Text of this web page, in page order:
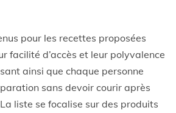
pour les recettes proposées
facilité d’accès et leur polyvalence
ainsi que chaque personne
sans devoir courir après
liste se focalise sur des produits